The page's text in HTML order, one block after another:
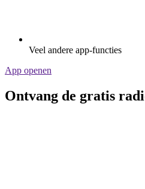
Veel andere app-functies
App openen
Ontvang de gratis